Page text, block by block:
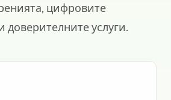
цифровите
доверителните услуги.